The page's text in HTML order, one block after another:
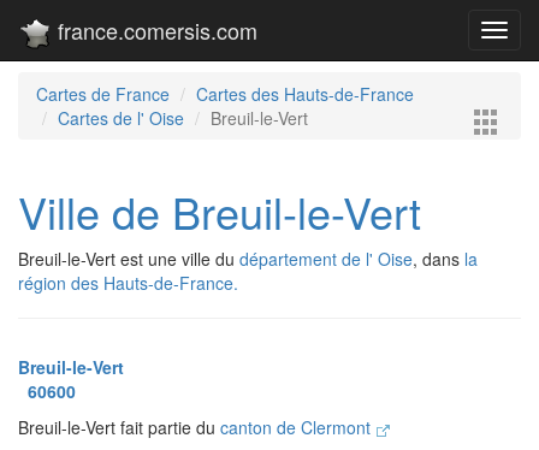
france.comersis.com
Cartes de France
Cartes des Hauts-de-France
Cartes de l' Oise
Breuil-le-Vert
Ville de Breuil-le-Vert
Breuil-le-Vert est une ville du département de l' Oise, dans la
région des Hauts-de-France.
Breuil-le-Vert
60600
Breuil-le-Vert fait partie du canton de Clermont